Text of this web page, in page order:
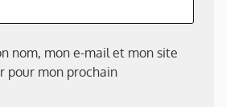
nom, mon e-mail et mon site
pour mon prochain